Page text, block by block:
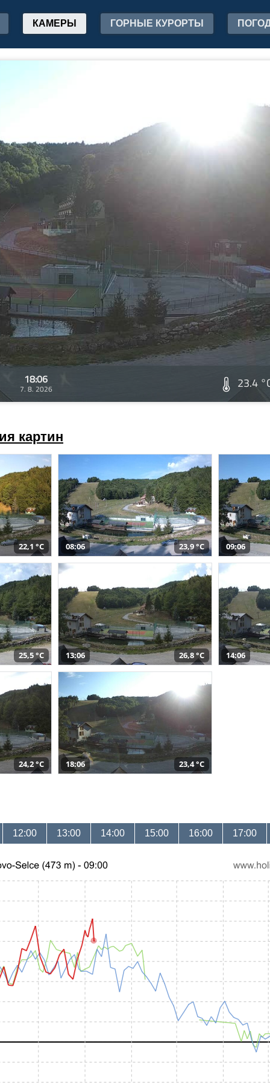
КАМЕРЫ ГОРНЫЕ КУРОРТЫ
18:06
7. 8. 2026 23.4
картин
22,1 °C 08:06 23,9 °C 09:06
25,5 °C 13:06 26,8 °C 14:06
24,2 °C 18:06 23,4 °C
12:00 13:00 14:00 15:00 16:00 17:00